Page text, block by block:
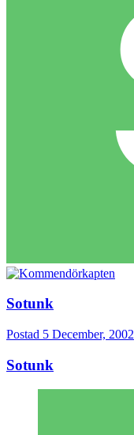
Sotunk
Postad 5 December, 2002
Sotunk